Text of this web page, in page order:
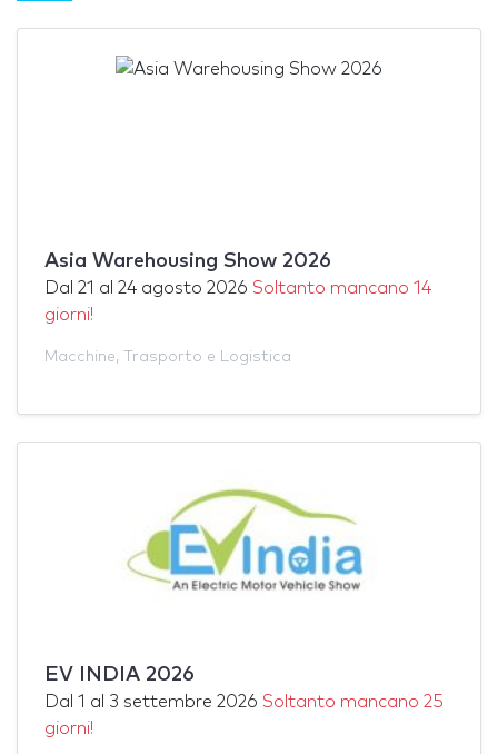
Asia Warehousing Show 2026
Dal 21 al 24 agosto 2026 Soltanto mancano 14
giorni!
Macchine, Trasporto e Logistica
EV INDIA 2026
Dal 1 al 3 settembre 2026 Soltanto mancano 25
giorni!